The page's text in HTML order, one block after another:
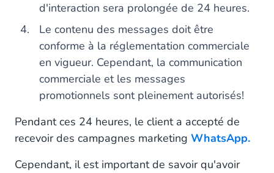
d'interaction sera prolongée de 24 heures.
Le contenu des messages doit être
conforme à la réglementation commerciale
en vigueur. Cependant, la communication
commerciale et les messages
promotionnels sont pleinement autorisés!
Pendant ces 24 heures, le client a accepté de
recevoir des campagnes marketing WhatsApp.
Cependant, il est important de savoir qu'avoir